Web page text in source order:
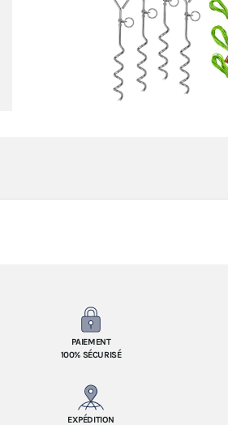
PAIEMENT
100% SÉCURISÉ
EXPÉDITION